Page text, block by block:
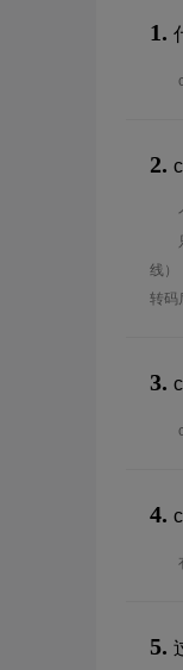
1.
2.
线）
转码
3.
4.
5.